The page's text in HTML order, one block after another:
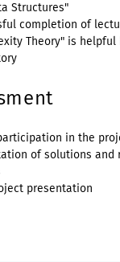
Structures"
completion of
Theory" is helpful
in the
of solutions and
presentation